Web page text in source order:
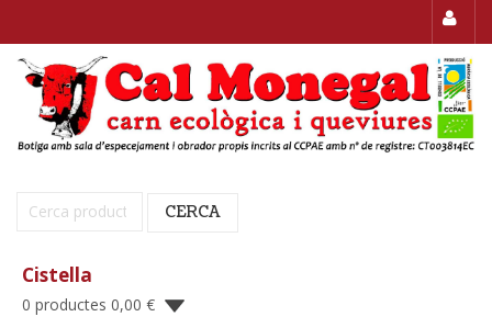
Cerca: CERCA
Cistella
0 productes 0,00 €